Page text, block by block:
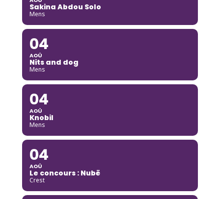
Sakina Abdou Solo
Mens
04
AOÛ
Nits and dog
Mens
04
AOÛ
Knobil
Mens
04
AOÛ
Le concours : Nubë
Crest